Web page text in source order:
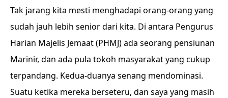
Tak jarang kita mesti menghadapi orang-orang yang
sudah jauh lebih senior dari kita. Di antara Pengurus
Harian Majelis Jemaat (PHMJ) ada seorang pensiunan
Marinir, dan ada pula tokoh masyarakat yang cukup
terpandang. Kedua-duanya senang mendominasi.
Suatu ketika mereka berseteru, dan saya yang masih